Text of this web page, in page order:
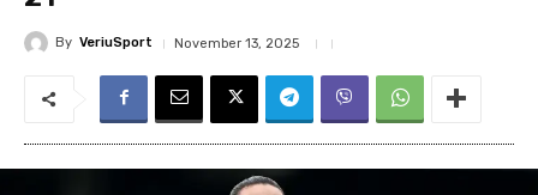
By VeriuSport November 13, 2025